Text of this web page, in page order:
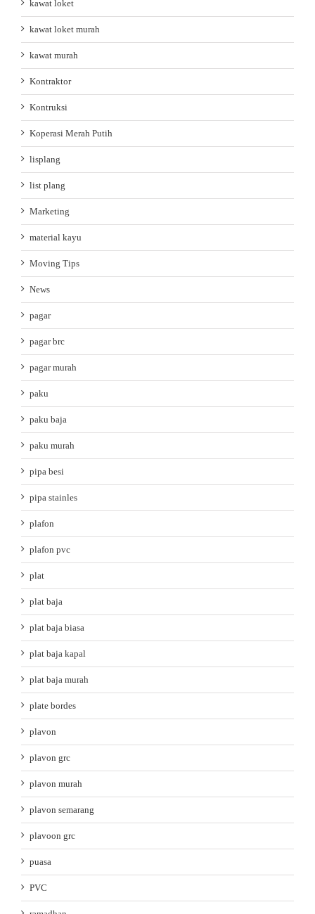
kawat loket
kawat loket murah
kawat murah
Kontraktor
Kontruksi
Koperasi Merah Putih
lisplang
list plang
Marketing
material kayu
Moving Tips
News
pagar
pagar brc
pagar murah
paku
paku baja
paku murah
pipa besi
pipa stainles
plafon
plafon pvc
plat
plat baja
plat baja biasa
plat baja kapal
plat baja murah
plate bordes
plavon
plavon grc
plavon murah
plavon semarang
plavoon grc
puasa
PVC